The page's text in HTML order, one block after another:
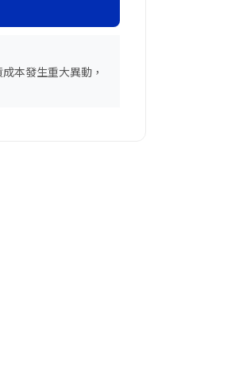
本發生重大異動，